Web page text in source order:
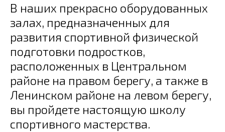
В наших прекрасно оборудованных
залах, предназначенных для
развития спортивной физической
подготовки подростков,
расположенных в Центральном
районе на правом берегу, а также в
Ленинском районе на левом берегу,
вы пройдете настоящую школу
спортивного мастерства.